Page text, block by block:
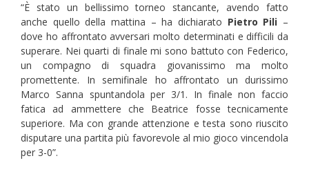
“È stato un bellissimo torneo stancante, avendo fatto
anche quello della mattina – ha dichiarato Pietro Pili –
dove ho affrontato avversari molto determinati e difficili da
superare. Nei quarti di finale mi sono battuto con Federico,
un compagno di squadra giovanissimo ma molto
promettente. In semifinale ho affrontato un durissimo
Marco Sanna spuntandola per 3/1. In finale non faccio
fatica ad ammettere che Beatrice fosse tecnicamente
superiore. Ma con grande attenzione e testa sono riuscito
disputare una partita più favorevole al mio gioco vincendola
per 3-0”.